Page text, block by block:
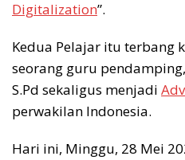
Digitalization”.
Kedua Pelajar itu terbang
seorang guru
S.Pd sekaligus menjadi
perwakilan Indonesia.
Hari ini, Minggu, 28 Mei